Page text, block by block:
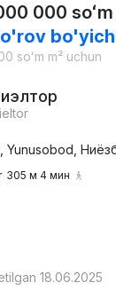
000 soʻm
soʻm m² uchun
Yunusobod,
305 м 4 мин
18.06.2025